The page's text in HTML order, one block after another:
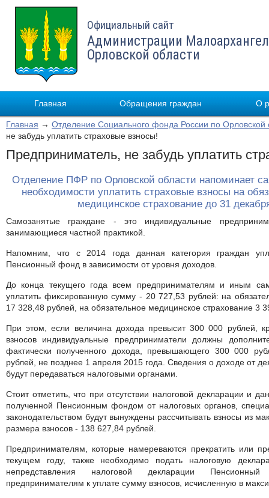
Официальный сайт
Администрации
Орловской области
Главная Обращения граждан О
Главная → Отделение Социального фонда России по Орловской
не забудь уплатить страховые взносы!
Предприниматель, не забудь уплатить
Отделение ПФР по Орловской области напоминает
необходимости уплатить страховые взносы на
медицинское страхование до 31
Самозанятые граждане - это индивидуальные
занимающиеся частной практикой.
Напомним, что с 2014 года данная категория граждан
Пенсионный фонд в зависимости от уровня доходов.
До конца текущего года всем предпринимателям и иным
уплатить фиксированную сумму - 20 727,53 рублей: на
17 328,48 рублей, на обязательное медицинское страхование 3
При этом, если величина дохода превысит 300 000 рублей,
взносов индивидуальные предприниматели должны
фактически полученного дохода, превышающего 300 000
рублей, не позднее 1 апреля 2015 года. Сведения о доходе от
будут передаваться налоговыми органами.
Стоит отметить, что при отсутствии налоговой декларации и
полученной Пенсионным фондом от налоговых органов,
законодательством будут вынуждены рассчитывать взносы из
размера взносов - 138 627,84 рублей.
Предпринимателям, которые намереваются прекратить или
текущем году, также необходимо подать налоговую
непредставления налоговой декларации
предпринимателям к уплате сумму взносов, исчисленную в